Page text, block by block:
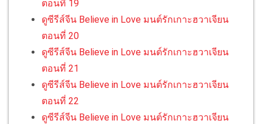
ตอนที่ 19
ดูซีรีส์จีน Believe in Love มนต์รักเกาะฮวาเจียน
ตอนที่ 20
ดูซีรีส์จีน Believe in Love มนต์รักเกาะฮวาเจียน
ตอนที่ 21
ดูซีรีส์จีน Believe in Love มนต์รักเกาะฮวาเจียน
ตอนที่ 22
ดูซีรีส์จีน Believe in Love มนต์รักเกาะฮวาเจียน